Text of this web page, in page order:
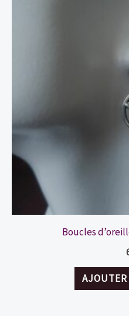
Boucles